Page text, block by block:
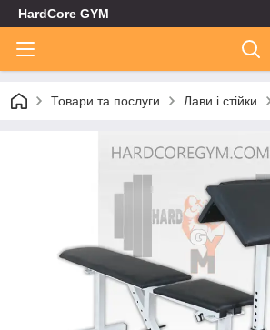
HardCore GYM
Товари та послуги Лави і стійки